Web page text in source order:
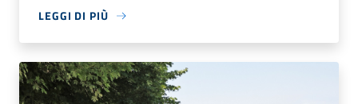
LEGGI DI PIÙ